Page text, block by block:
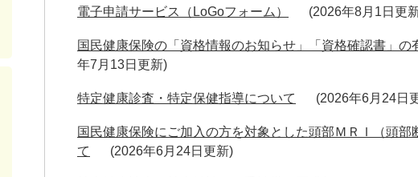
電子申請サービス（LoGoフォーム） 2026年8月1日更
国民健康保険の「資格情報のお知らせ」「資格確認書」の
年7月13日更新
特定健康診査・特定保健指導について 2026年6月24日
国民健康保険にご加入の方を対象とした頭部ＭＲＩ（頭
て
2026年6月24日更新